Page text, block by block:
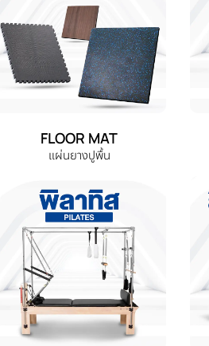
FLOOR MAT
แผ่นยางปูพื้น